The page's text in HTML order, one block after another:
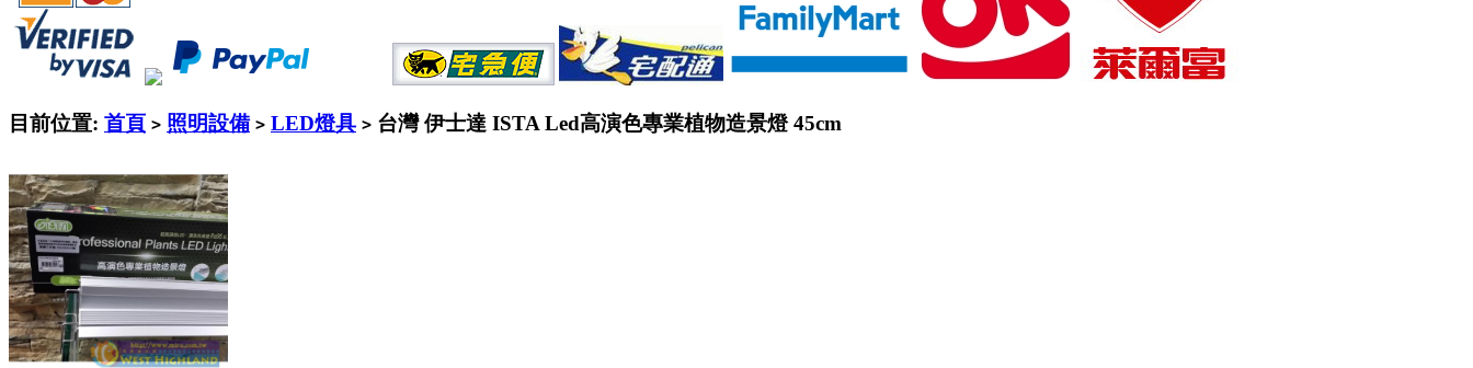
目前位置: 首頁 > 照明設備 > LED燈具 > 台灣 伊士達 ISTA Led高演色專業植物造景燈 45cm